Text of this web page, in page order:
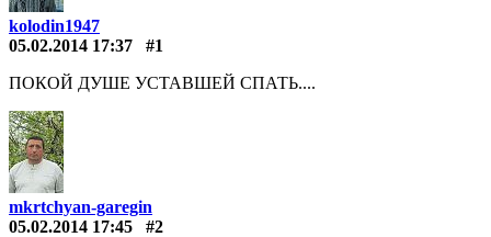
kolodin1947
05.02.2014 17:37
#1
ПОКОЙ ДУШЕ УСТАВШЕЙ СПАТЬ....
mkrtchyan-garegin
05.02.2014 17:45
#2